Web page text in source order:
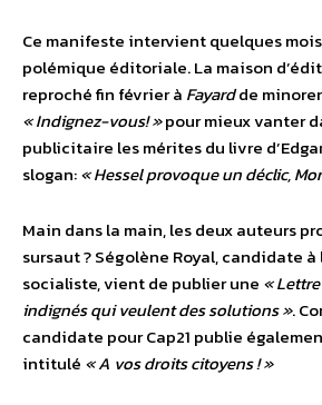
Ce manifeste intervient quelques
polémique éditoriale. La maison
reproché fin février à Fayardde
« Indignez-vous! »pour mieux vanter
publicitaire les mérites du livre
slogan:« Hessel provoque un déclic,
Main dans la main, les deux auteurs
sursaut ? Ségolène Royal, candidate
socialiste, vient de publier une «
indignés qui veulent des solutions ».
candidate pour Cap21 publie
intitulé « A vos droits citoyens ! »